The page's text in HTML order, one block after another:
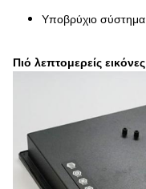
Υποβρύχιο σύστημα
Πιό λεπτομερείς εικόνες